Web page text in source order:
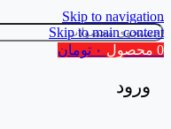
Skip to navigation
Skip to main content
0 محصول ۰ تومان
ورود